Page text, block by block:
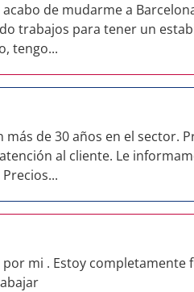
de mudarme a
trabajos para tener un
tengo...
de 30 años en el sector.
al cliente. Le
mi . Estoy completamente